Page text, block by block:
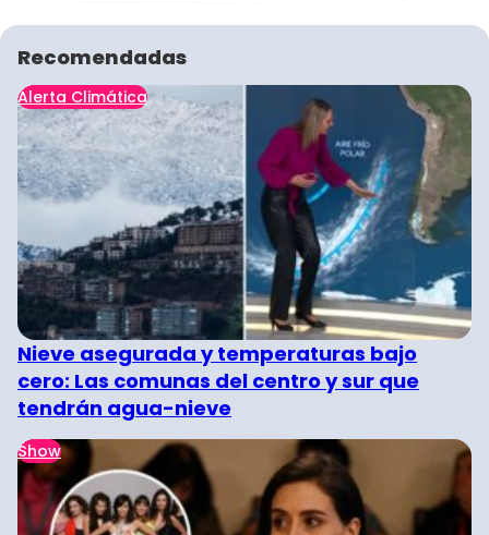
Recomendadas
Alerta Climática
Nieve asegurada y temperaturas bajo
cero: Las comunas del centro y sur que
tendrán agua-nieve
Show